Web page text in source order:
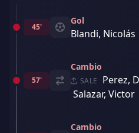
45'
Gol
Blandi, Nicolás
57'
Cambio
SALE Perez,
Salazar, Victor
Cambio